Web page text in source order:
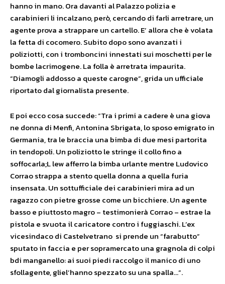
hanno in mano. Ora davanti al Palazzo polizia e
carabinieri li incalzano, però, cercando di farli arretrare, un
agente prova a strappare un cartello. E’ allora che è volata
la fetta di cocomero. Subito dopo sono avanzati i
poliziotti, con i tromboncini innestati sui moschetti per le
bombe lacrimogene. La folla è arretrata impaurita.
“Diamogli addosso a queste carogne”, grida un ufficiale
riportato dal giornalista presente.
E poi ecco cosa succede: “Tra i primi a cadere è una giova
ne donna di Menfi, Antonina Sbrigata, lo sposo emigrato in
Germania, tra le braccia una bimba di due mesi partorita
in tendopoli. Un poliziotto le stringe il collo fino a
soffocarla;L lew afferro la bimba urlante mentre Ludovico
Corrao strappa a stento quella donna a quella furia
insensata. Un sottufficiale dei carabinieri mira ad un
ragazzo con pietre grosse come un bicchiere. Un agente
basso e piuttosto magro – testimonierà Corrao – estrae la
pistola e svuota il caricatore contro i fuggiaschi. L’ex
vicesindaco di Castelvetrano si prende un “farabutto”
sputato in faccia e per sopramercato una gragnola di colpi
bdi manganello: ai suoi piedi raccolgo il manico di uno
sfollagente, gliel’hanno spezzato su una spalla…”.